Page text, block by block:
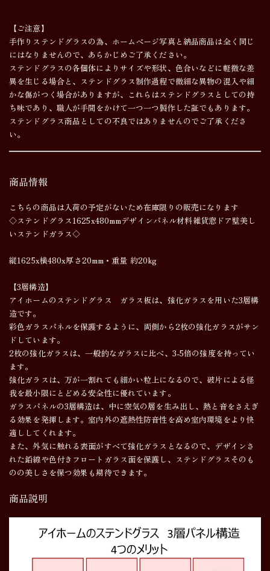
【ご注意】
手作りステンドグラスの為、ホームページ写真と納品商品は全く同じ
にはなりませんので、あらかじめご了承ください。
ステンドグラスの各個体によりサイズや形状、色合いなどに軽微な差
異を生じる場合と、ステンドグラス制作過程で微細な異物の混入や細
かな傷がつく場合がありますが、これらはステンドグラスとしての持
ち味であり、職人が手間をかけて一つ一つ製作した証でもあります。
ステンドグラス商品としての不良ではありませんのでご了承くださ
い。
商品情報
こちらの商品は入荷の予定がないため在庫限りの販売になります
◇ステンドグラス1625x480mmデザインパネル材料雑貨窓ドア壁美し
いステンドガラス◇
縦1625x横480x厚さ20mm・重量 約20kg
【3層構造】
アイホームのステンドグラス ガラス板は、強化ガラスを用いた3層構
造です。
彩色ガラスパネルを保護するように、両側から2枚の強化ガラスがサン
ドしています。
2枚の強化ガラスは、一般的なガラスに比べ、3-5倍の強度を持ってい
ます。
強化ガラスは、万が一割れても細かい粒上になるので、破片による怪
我を最小限にとどめる安全性に優れています。
ガラスパネルの3層構造は、中に空気の層を生み出し、熱と音をさえぎ
る効果を発揮します。室内外の遮熱性防音性を高め室内環境をより快
適ししてくれます。
また、外気に触れる表面がすべて強化ガラスとなるので、デザインさ
れた鉛線や色付きフロートガラス面を保護し、ステンドグラスそのも
のの美しさを保つ効果も期待できます。
商品説明